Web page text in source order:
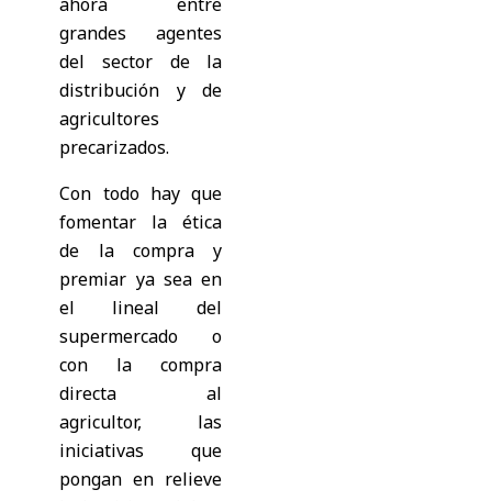
grandes agentes
del sector de la
distribución y de
agricultores
precarizados.
Con todo hay que
fomentar la ética
de la compra y
premiar ya sea en
el lineal del
supermercado o
con la compra
directa al
agricultor, las
iniciativas que
pongan en relieve